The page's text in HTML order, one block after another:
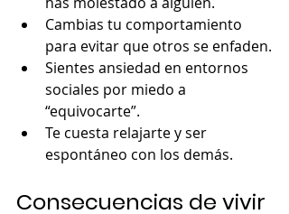
Cambias tu comportamiento
para evitar que otros se enfaden.
Sientes ansiedad en entornos
sociales por miedo a
“equivocarte”.
Te cuesta relajarte y ser
espontáneo con los demás.
Consecuencias de vivir